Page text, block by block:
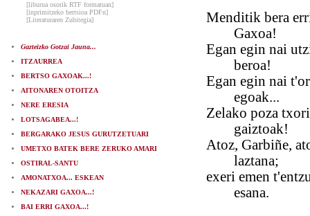
[liburua osorik RTF formatuan]
[inprimitzeko bertsioa PDFn]
[Literaturaren Zubitegia]
Gazteizko Gotzai Jauna...
ITZAURREA
BERTSO GAXOAK...!
AITONAREN OTOITZA
NERE ERESIA
LOTSAGABEA...!
BERGARAKO JESUS GURUTZETUARI
UMETXO BATEK BERE ZERUKO AMARI
OSTIRAL-SANTU
AMONATXOA... ESKEAN
NEKAZARI GAXOA...!
BAI ERRI GAXOA...!
Menditik bera
Gaxoa!
Egan egin nai
beroa!
Egan egin nai
egoak...
Zelako poza
gaiztoak!
Atoz, Garbiñe,
laztana;
exeri emen
esana.